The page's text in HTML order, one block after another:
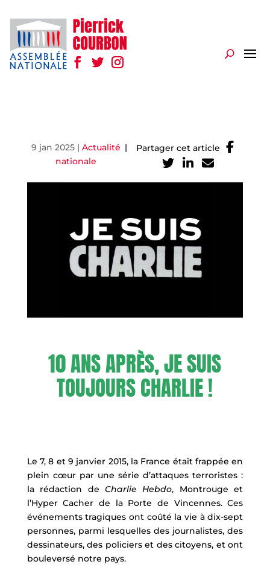
9 jan 2025| Actualité
nationale
| Partager cet article
10 ANS APRÈS, JE SUIS
TOUJOURS CHARLIE !
Le 7, 8 et 9 janvier 2015, la France était frappée en
plein cœur par une série d’attaques terroristes :
la rédaction de Charlie Hebdo, Montrouge et
l’Hyper Cacher de la Porte de Vincennes. Ces
événements tragiques ont coûté la vie à dix-sept
personnes, parmi lesquelles des journalistes, des
dessinateurs, des policiers et des citoyens, et ont
bouleversé notre pays.